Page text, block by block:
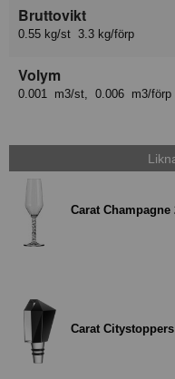
Bruttovikt
0.55 kg/st 3.3 kg/förp
Volym
0.001 m3/st, 0.006 m3/förp
Carat
Carat